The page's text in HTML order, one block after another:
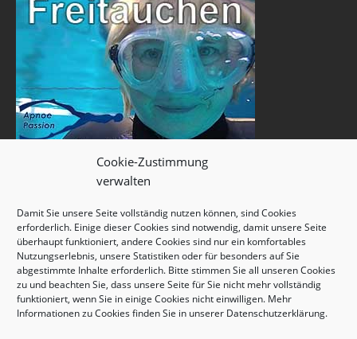
Cookie-Zustimmung
verwalten
Damit Sie unsere Seite vollständig nutzen können, sind Cookies
erforderlich. Einige dieser Cookies sind notwendig, damit unsere Seite
überhaupt funktioniert, andere Cookies sind nur ein komfortables
Nutzungserlebnis, unsere Statistiken oder für besonders auf Sie
abgestimmte Inhalte erforderlich. Bitte stimmen Sie all unseren Cookies
zu und beachten Sie, dass unsere Seite für Sie nicht mehr vollständig
funktioniert, wenn Sie in einige Cookies nicht einwilligen. Mehr
Informationen zu Cookies finden Sie in unserer Datenschutzerklärung.